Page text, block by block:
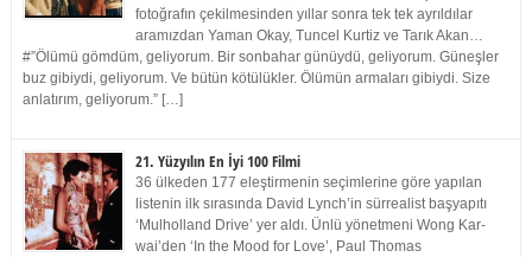
fotoğrafın çekilmesinden yıllar sonra tek tek ayrıldılar
aramızdan Yaman Okay, Tuncel Kurtiz ve Tarık Akan…
#”Ölümü gömdüm, geliyorum. Bir sonbahar günüydü, geliyorum. Güneşler
buz gibiydi, geliyorum. Ve bütün kötülükler. Ölümün armaları gibiydi. Size
anlatırım, geliyorum.” […]
21. Yüzyılın En İyi 100 Filmi
36 ülkeden 177 eleştirmenin seçimlerine göre yapılan
listenin ilk sırasında David Lynch’in sürrealist başyapıtı
‘Mulholland Drive’ yer aldı. Ünlü yönetmeni Wong Kar-
wai’den ‘In the Mood for Love’, Paul Thomas